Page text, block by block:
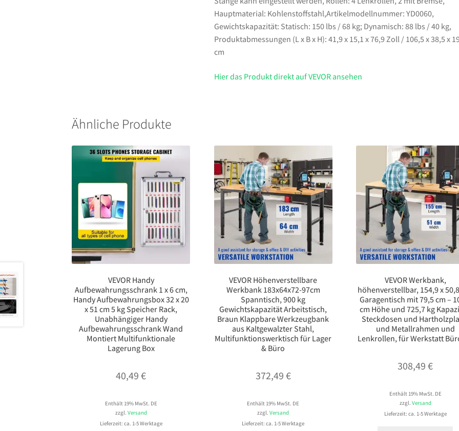
Hauptmaterial: Kohlenstoffstahl,Artikelmodellnummer: YD0060,
Gewichtskapazität: Statisch: 150 lbs / 68 kg; Dynamisch: 88 lbs / 40 kg,
Produktabmessungen (L x B x H): 41,9 x 15,1 x 76,9 Zoll / 106,5 x 38,5 x
cm
Hier das Produkt direkt auf VEVOR ansehen
Ähnliche Produkte
VEVOR Handy
Aufbewahrungsschrank 1 x 6 cm,
Handy Aufbewahrungsbox 32 x 20
x 51 cm 5 kg Speicher Rack,
Unabhängiger Handy
Aufbewahrungsschrank Wand
Montiert Multifunktionale
Lagerung Box
40,49€
Enthält 19% MwSt. DE
zzgl. Versand
Lieferzeit: ca. 1-5 Werktage
VEVOR Höhenverstellbare
Werkbank 183x64x72-97cm
Spanntisch, 900 kg
Gewichtskapazität Arbeitstisch,
Braun Klappbare Werkzeugbank
aus Kaltgewalzter Stahl,
Multifunktionswerktisch für Lager
& Büro
372,49 €
Enthält 19% MwSt. DE
zzgl.Versand
Lieferzeit: ca. 1-5 Werktage
VEVOR Werkbank,
höhenverstellbar, 154,9 x
Garagentisch mit 79,5 cm –
cm Höhe und 725,7 kg
Steckdosen und
und Metallrahmen und
Lenkrollen, für Werkstatt
308,49€
Enthält 19% MwSt. DE
zzgl. Versand
Lieferzeit: ca. 1-5 Werktage